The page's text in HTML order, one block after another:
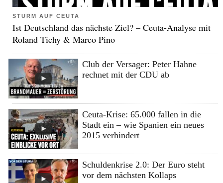
STURM AUF CEUTA
Ist Deutschland das nächste Ziel? – Ceuta-Analyse mit
Roland Tichy & Marco Pino
Club der Versager: Peter Hahne
rechnet mit der CDU ab
Ceuta-Krise: 65.000 fallen in die
Stadt ein – wie Spanien ein neues
2015 verhindert
Schuldenkrise 2.0: Der Euro steht
vor dem nächsten Kollaps